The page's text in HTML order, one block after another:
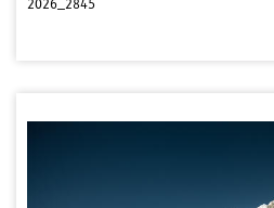
2026_2845